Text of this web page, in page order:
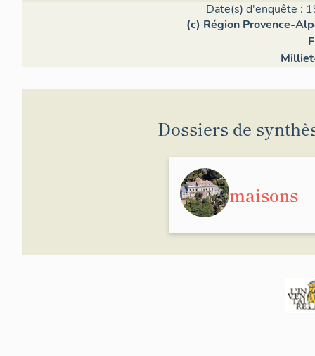
Date(s) d'enquête :
(c) Région Provence-
Dossiers de
maisons